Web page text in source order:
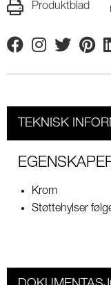
Produktblad
FacebookInstagram
Twitter
TEKNISK
Krom
Støttehylser